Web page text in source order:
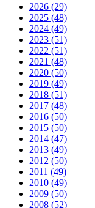
2026 (29)
2025 (48)
2024 (49)
2023 (51)
2022 (51)
2021 (48)
2020 (50)
2019 (49)
2018 (51)
2017 (48)
2016 (50)
2015 (50)
2014 (47)
2013 (49)
2012 (50)
2011 (49)
2010 (49)
2009 (50)
2008 (52)